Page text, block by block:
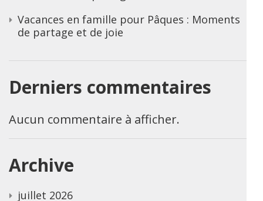
Vacances en famille pour Pâques : Moments
de partage et de joie
Derniers commentaires
Aucun commentaire à afficher.
Archive
juillet 2026